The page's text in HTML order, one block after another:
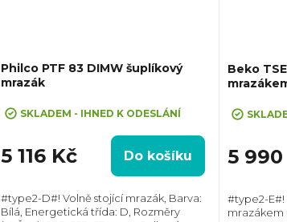
Philco PTF 83 DIMW šuplíkový
mrazák
SKLADEM - IHNED K ODESLÁNÍ
5 116 Kč Do košíku
#type2-D#! Volně stojící mrazák, Barva:
Bílá, Energetická třída: D, Rozměry
Beko
5
#type2-E#!
mrazákem